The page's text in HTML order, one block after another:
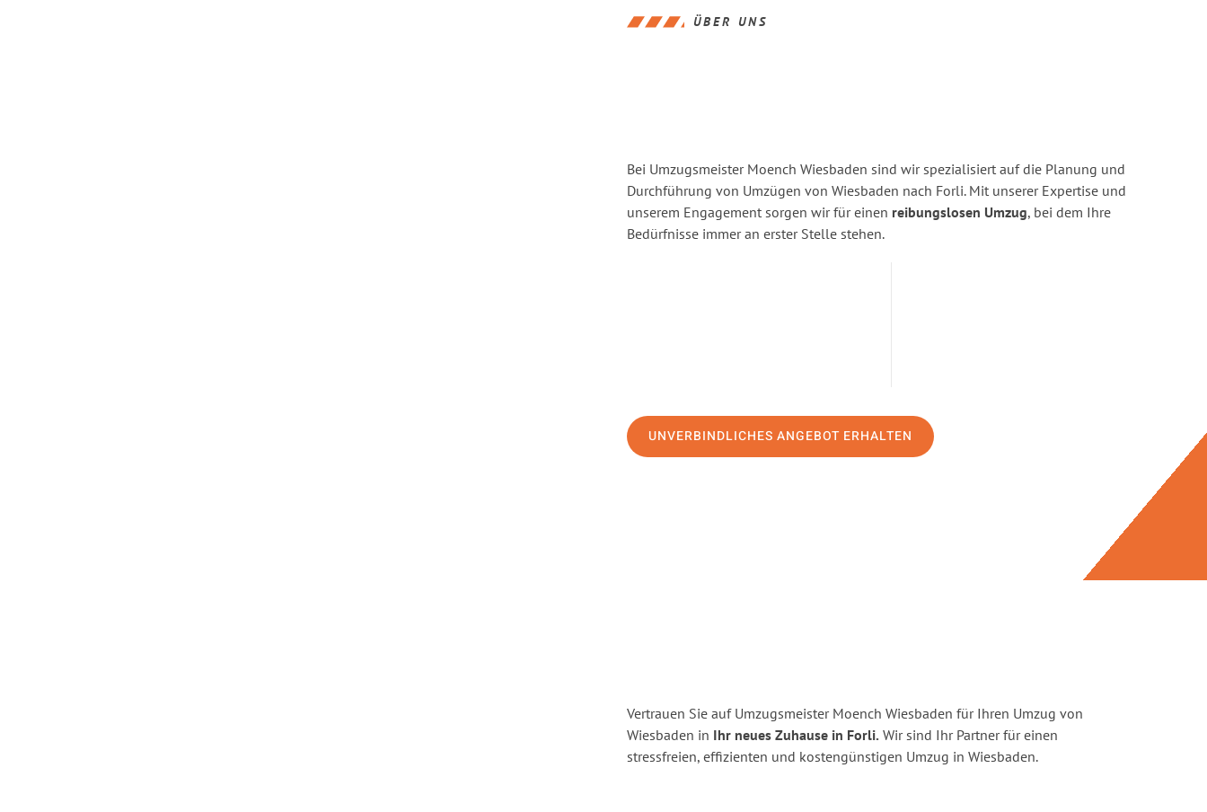
ÜBER UNS
Bei Umzugsmeister Moench Wiesbaden sind wir spezialisiert auf die Planung und
Durchführung von Umzügen von Wiesbaden nach Forli. Mit unserer Expertise und
unserem Engagement sorgen wir für einen reibungslosen Umzug, bei dem Ihre
Bedürfnisse immer an erster Stelle stehen.
UNVERBINDLICHES ANGEBOT ERHALTEN
Vertrauen Sie auf Umzugsmeister Moench Wiesbaden für Ihren Umzug von
Wiesbaden in Ihr neues Zuhause in Forli. Wir sind Ihr Partner für einen
stressfreien, effizienten und kostengünstigen Umzug in Wiesbaden.